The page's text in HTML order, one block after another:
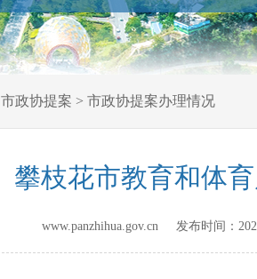
市政协提案 > 市政协提案办理情况
攀枝花市教育和体
www.panzhihua.gov.cn 发布时间：